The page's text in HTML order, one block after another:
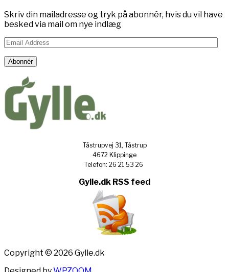
Skriv din mailadresse og tryk på abonnér, hvis du vil have
besked via mail om nye indlæg
Email
Address
Abonnér
Tåstrupvej 31, Tåstrup
4672 Klippinge
Telefon: 26 21 53 26
Gylle.dk RSS feed
Copyright © 2026 Gylle.dk